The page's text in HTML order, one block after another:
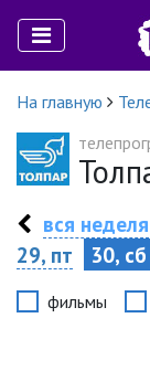
На главную
вся неделя
29, пт
30, сб
фильмы